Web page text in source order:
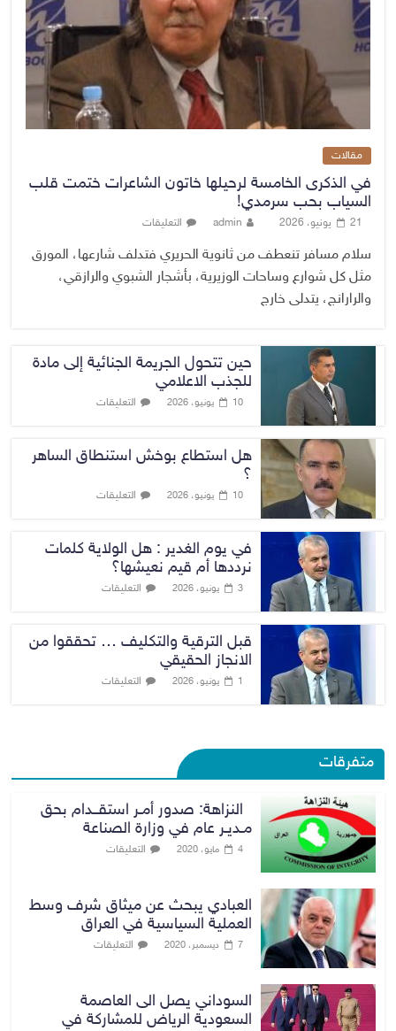
مقالات
في الذكرى الخامسة لرحيلها خاتون الشاعرات ختمت قلب
السياب بحب سرمدي!
21 يونيو، 2026 admin التعليقات
سلام مسافر تنعطف من ثانوية الحريري فتدلف شارعها، المورق
مثل كل شوارع وساحات الوزيرية، بأشجار الشبوي والرازقي،
والرارانج، يتدلى خارج
حين تتحول الجريمة الجنائية إلى مادة
للجذب الاعلامي
10 يونيو، 2026 التعليقات
هل استطاع بوخش استنطاق الساهر
؟
10 يونيو، 2026 التعليقات
في يوم الغدير : هل الولاية كلمات
نرددها أم قيم نعيشها؟
3 يونيو، 2026 التعليقات
قبل الترقية والتكليف … تحققوا من
الانجاز الحقيقي
1 يونيو، 2026 التعليقات
متفرقات
النزاهة: صدور أمـر استقــدام بحق
مـديـر عام في وزارة الصناعة
4 مايو، 2020 التعليقات
العبادي يبحث عن ميثاق شرف وسط
العملية السياسية في العراق
7 ديسمبر، 2020 التعليقات
السوداني يصل الى العاصمة
السعودية الرياض للمشاركة في